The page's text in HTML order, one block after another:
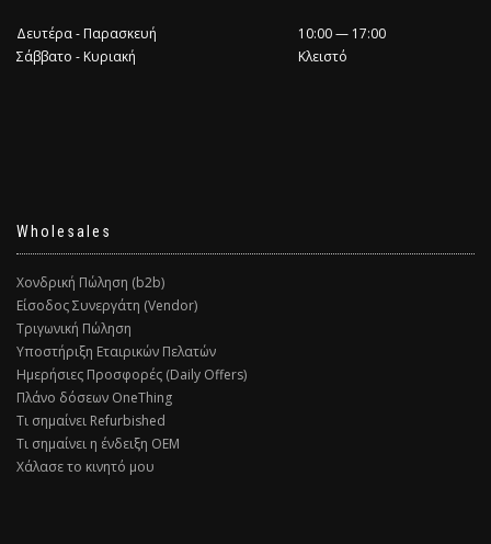
Δευτέρα - Παρασκευή
10:00 — 17:00
Σάββατο - Κυριακή
Κλειστό
Wholesales
Χονδρική Πώληση (b2b)
Είσοδος Συνεργάτη (Vendor)
Τριγωνική Πώληση
Υποστήριξη Εταιρικών Πελατών
Ημερήσιες Προσφορές (Daily Offers)
Πλάνο δόσεων OneThing
Τι σημαίνει Refurbished
Τι σημαίνει η ένδειξη ΟΕΜ
Χάλασε το κινητό μου